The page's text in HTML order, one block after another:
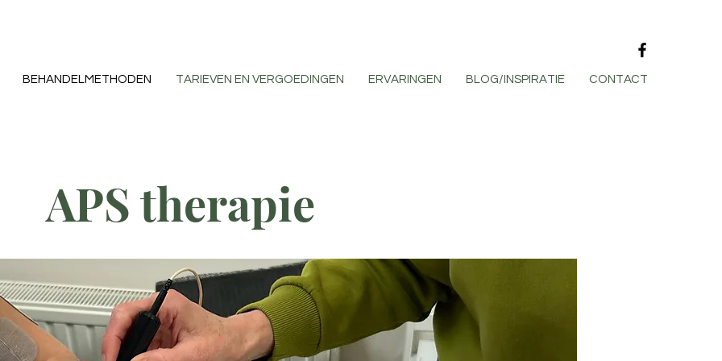
BEHANDELMETHODEN TARIEVEN EN VERGOEDINGEN ERVARINGEN BLOG/INSPIRATIE CONTACT
APS therapie